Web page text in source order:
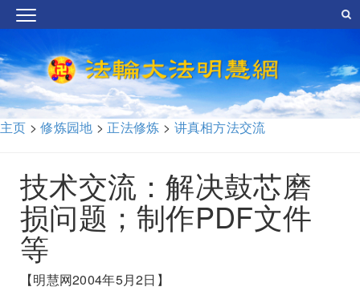
主页 >修炼园地 > 正法修炼 > 讲真相方法交流
技术交流：解决鼓芯磨
损问题；制作PDF文件
等
【明慧网2004年5月2日】